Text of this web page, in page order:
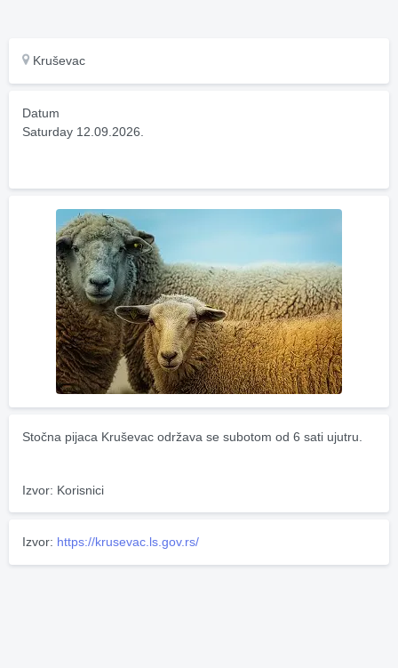
Kruševac
Datum
Saturday 12.09.2026.
Stočna pijaca Kruševac održava se subotom od 6 sati ujutru.
Izvor: Korisnici
Izvor: https://krusevac.ls.gov.rs/